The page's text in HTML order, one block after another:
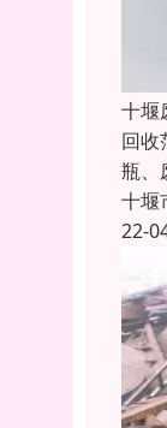
十堰
回收
瓶、
十堰
22-